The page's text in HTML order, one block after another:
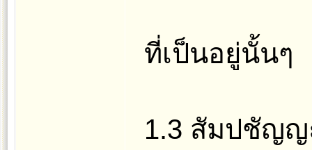
ที่เป็นอยู่นั้นๆ
1.3 สัมปชัญญ